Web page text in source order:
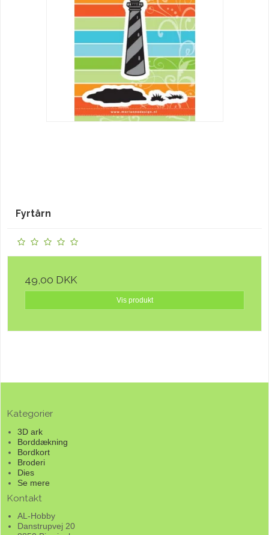
Fyrtårn
49,00 DKK
Vis produkt
Kategorier
3D ark
Borddækning
Bordkort
Broderi
Dies
Se mere
Kontakt
AL-Hobby
Danstrupvej 20